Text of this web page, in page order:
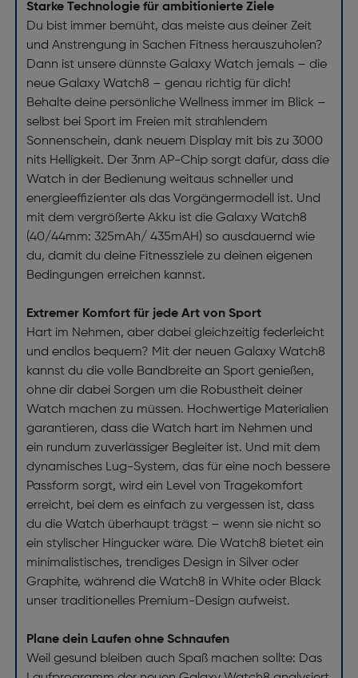
Starke Technologie für ambitionierte Ziele
Du bist immer bemüht, das meiste aus deiner Zeit
und Anstrengung in Sachen Fitness herauszuholen?
Dann ist unsere dünnste Galaxy Watch jemals – die
neue Galaxy Watch8 – genau richtig für dich!
Behalte deine persönliche Wellness immer im Blick –
selbst bei Sport im Freien mit strahlendem
Sonnenschein, dank neuem Display mit bis zu 3000
nits Helligkeit. Der 3nm AP-Chip sorgt dafür, dass die
Watch in der Bedienung weitaus schneller und
energieeffizienter als das Vorgängermodell ist. Und
mit dem vergrößerte Akku ist die Galaxy Watch8
(40/44mm: 325mAh/ 435mAH) so ausdauernd wie
du, damit du deine Fitnessziele zu deinen eigenen
Bedingungen erreichen kannst.
Extremer Komfort für jede Art von Sport
Hart im Nehmen, aber dabei gleichzeitig federleicht
und endlos bequem? Mit der neuen Galaxy Watch8
kannst du die volle Bandbreite an Sport genießen,
ohne dir dabei Sorgen um die Robustheit deiner
Watch machen zu müssen. Hochwertige Materialien
garantieren, dass die Watch hart im Nehmen und
ein rundum zuverlässiger Begleiter ist. Und mit dem
dynamisches Lug-System, das für eine noch bessere
Passform sorgt, wird ein Level von Tragekomfort
erreicht, bei dem es einfach zu vergessen ist, dass
du die Watch überhaupt trägst – wenn sie nicht so
ein stylischer Hingucker wäre. Die Watch8 bietet ein
minimalistisches, trendiges Design in Silver oder
Graphite, während die Watch8 in White oder Black
unser traditionelles Premium-Design aufweist.
Plane dein Laufen ohne Schnaufen
Weil gesund bleiben auch Spaß machen sollte: Das